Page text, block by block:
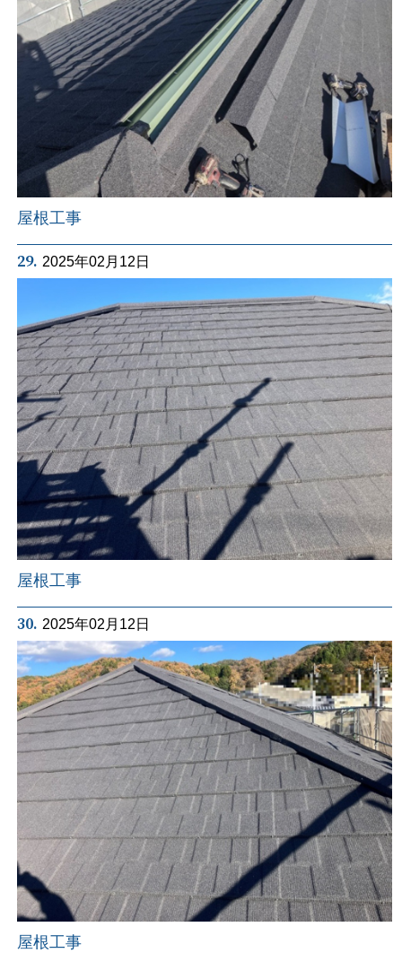
屋根工事
29. 2025年02月12日
屋根工事
30. 2025年02月12日
屋根工事